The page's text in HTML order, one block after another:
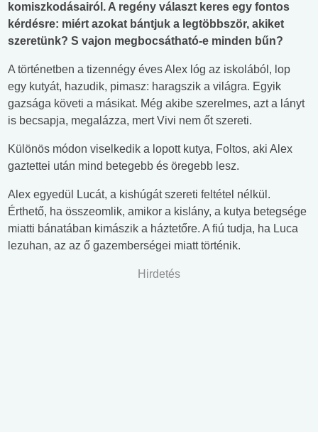
komiszkodásairól. A regény választ keres egy fontos
kérdésre: miért azokat bántjuk a legtöbbször, akiket
szeretünk? S vajon megbocsátható-e minden bűn?
A történetben a tizennégy éves Alex lóg az iskolából, lop
egy kutyát, hazudik, pimasz: haragszik a világra. Egyik
gazsága követi a másikat. Még akibe szerelmes, azt a lányt
is becsapja, megalázza, mert Vivi nem őt szereti.
Különös módon viselkedik a lopott kutya, Foltos, aki Alex
gaztettei után mind betegebb és öregebb lesz.
Alex egyedül Lucát, a kishúgát szereti feltétel nélkül.
Érthető, ha összeomlik, amikor a kislány, a kutya betegsége
miatti bánatában kimászik a háztetőre. A fiú tudja, ha Luca
lezuhan, az az ő gazemberségei miatt történik.
Hirdetés